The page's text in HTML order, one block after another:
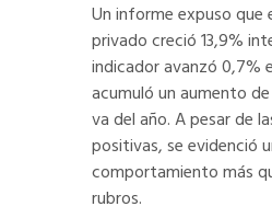
Un informe expuso que
privado creció 13,9%
indicador avanzó 0,7%
acumuló un aumento
va del año. A pesar de
positivas, se evidenció
comportamiento más
rubros.